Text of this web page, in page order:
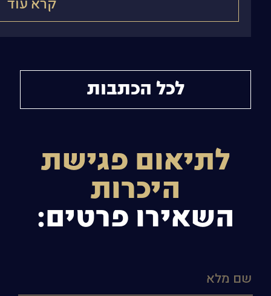
קרא עוד
לכל הכתבות
לתיאום פגישת
היכרות
השאירו פרטים: